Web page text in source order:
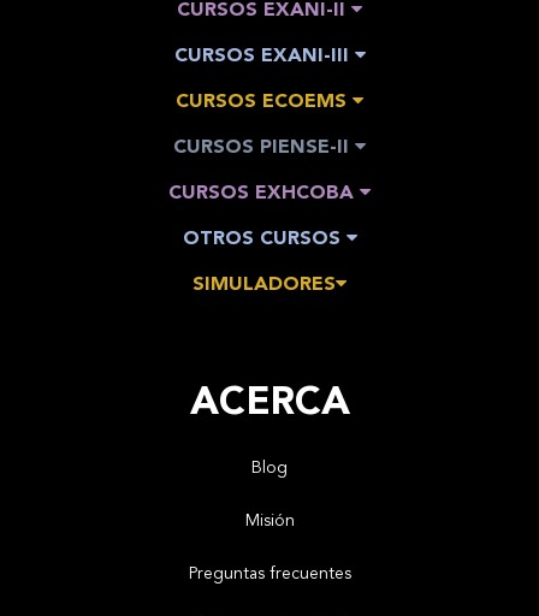
CURSOS EXANI-II
CURSOS EXANI-III
CURSOS ECOEMS
CURSOS PIENSE-II
CURSOS EXHCOBA
OTROS CURSOS
SIMULADORES
ACERCA
Blog
Misión
Preguntas frecuentes